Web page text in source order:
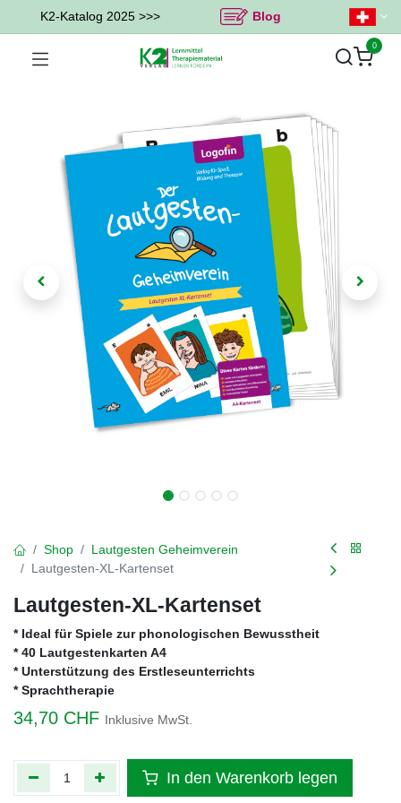
K2-Katalog 2025 >>> Blog
0
Shop
Lautgesten Geheimverein
Lautgesten-XL-Kartenset
Lautgesten-XL-Kartenset
* Ideal für Spiele zur phonologischen Bewusstheit
* 40 Lautgestenkarten A4
* Unterstützung des Erstleseunterrichts
* Sprachtherapie
34,70 CHF Inklusive MwSt.
In den Warenkorb legen